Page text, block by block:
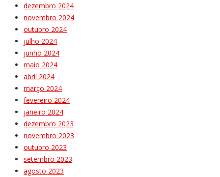
dezembro 2024
novembro 2024
outubro 2024
julho 2024
junho 2024
maio 2024
abril 2024
março 2024
fevereiro 2024
janeiro 2024
dezembro 2023
novembro 2023
outubro 2023
setembro 2023
agosto 2023